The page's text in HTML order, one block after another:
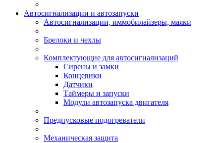
Автосигнализации и автозапуски
Автосигнализации, иммобилайзеры, маяки
Брелоки и чехлы
Комплектующие для автосигнализаций
Сирены и замки
Концевики
Датчики
Таймеры и запуски
Модули автозапуска двигателя
Предпусковые подогреватели
Механическая защита